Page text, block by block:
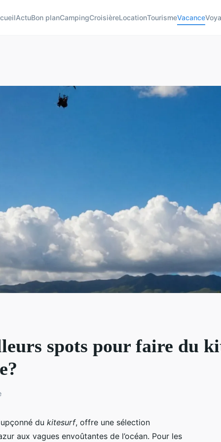
ActuBon planCampingCroisièreLocationTourismeVacance
spots pour faire du
du kitesurf, offre une sélection
aux vagues envoûtantes de l’océan. Pour les